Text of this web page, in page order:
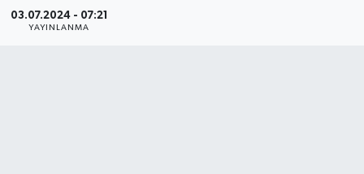
03.07.2024 - 07:21
YAYINLANMA
SPOR